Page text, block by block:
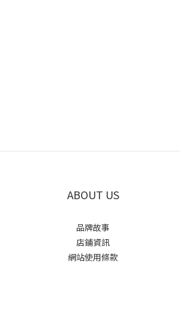
ABOUT US
品牌故事
店鋪資訊
網站使用條款